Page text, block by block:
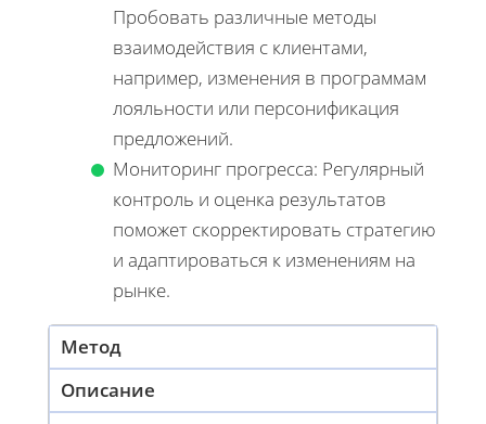
Пробовать различные методы
взаимодействия с клиентами,
например, изменения в программам
лояльности или персонификация
предложений.
Мониторинг прогресса: Регулярный
контроль и оценка результатов
поможет скорректировать стратегию
и адаптироваться к изменениям на
рынке.
Метод
Описание